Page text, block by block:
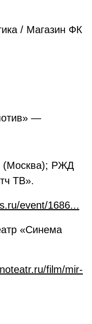
/ Магазин ФК
—
(Москва); РЖД
ТВ».
event/1686...
«Синема
film/mir-